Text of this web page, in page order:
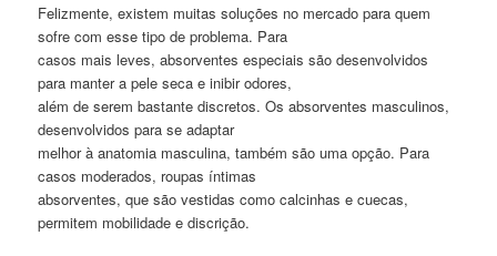
Felizmente, existem muitas soluções no mercado para quem
sofre com esse tipo de problema. Para
casos mais leves, absorventes especiais são desenvolvidos
para manter a pele seca e inibir odores,
além de serem bastante discretos. Os absorventes masculinos,
desenvolvidos para se adaptar
melhor à anatomia masculina, também são uma opção. Para
casos moderados, roupas íntimas
absorventes, que são vestidas como calcinhas e cuecas,
permitem mobilidade e discrição.